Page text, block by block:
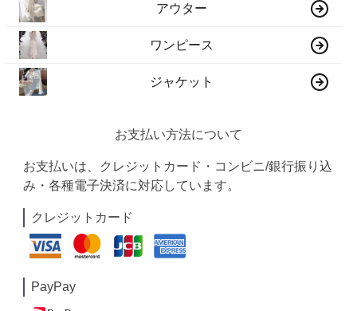
アウター
ワンピース
ジャケット
お支払い方法について
お支払いは、クレジットカード・コンビニ/銀行振り込
み・各種電子決済に対応しています。
クレジットカード
PayPay